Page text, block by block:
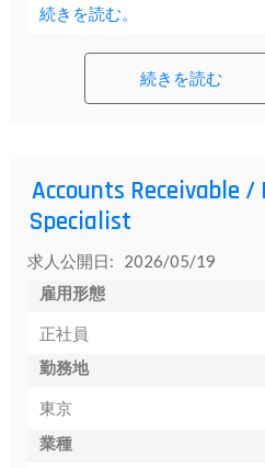
続きを読む。
続きを読む
Accounts Receivable
Specialist
求人公開日: 2026/05/19
雇用形態
正社員
勤務地
東京
業種